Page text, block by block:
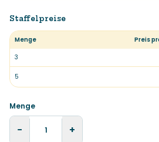
Staffelpreise
Menge Preis
3
5
Menge
− +